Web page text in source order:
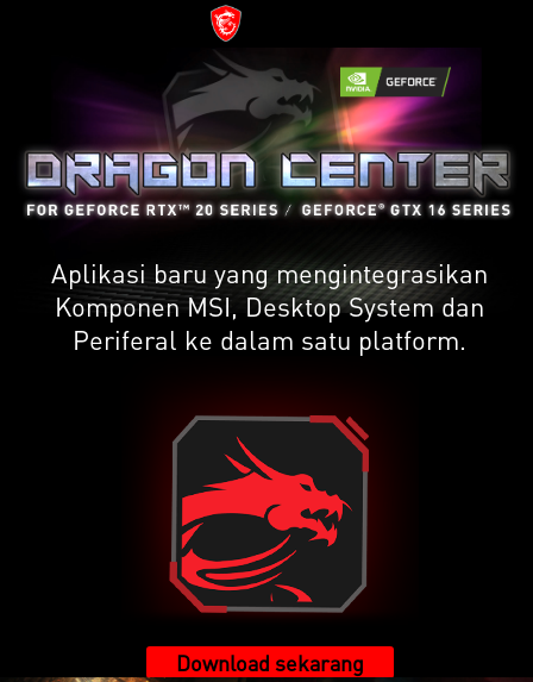
Aplikasi baru yang mengintegrasikan
Komponen MSI, Desktop System dan
Periferal ke dalam satu platform.
Download sekarang